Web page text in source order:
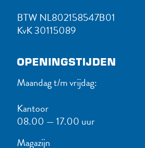
BTW NL802158547B01
KvK 30115089
OPENINGSTIJDEN
Maandag t/m vrijdag:
Kantoor
08.00 — 17.00 uur
Magazijn